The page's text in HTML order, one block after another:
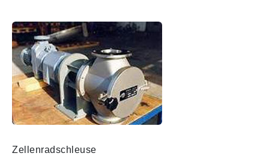
Zellenradschleuse